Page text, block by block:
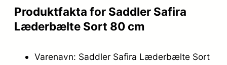
Produktfakta for Saddler Safira
Læderbælte Sort 80 cm
Varenavn: Saddler Safira Læderbælte Sort